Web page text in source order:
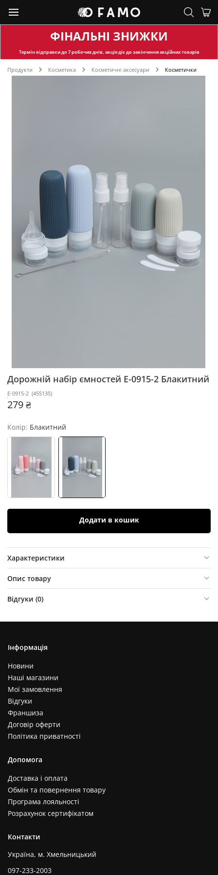
ФІНАЛЬНІ ЗНИЖКИ
Термін відправкидо 7 робочих днів, акція діє до закінчення акційних товарів
Продукти Косметика Косметичні аксесуари Косметички
Дорожній набір ємностей E-0915-2 Блакитний
E-0915-2 (455135)
279 ₴
Колір: Блакитний
Додати в кошик
Характеристики
Опис товару
Відгуки (0)
Інформація
Новини
Наші магазини
Мої замовлення
Відгуки
Франшиза
Договір оферти
Політика приватності
Допомога
Доставка і оплата
Обмін та повернення товару
Програма лояльності
Розрахунок сертифікатом
Контакти
Україна, м. Хмельницький
097-233-2003